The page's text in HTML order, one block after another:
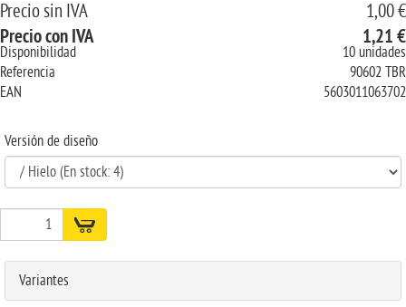
Precio sin IVA 1,00 €
Precio con IVA 1,21 €
Disponibilidad
10 unidades
Referencia
90602 TBR
EAN
5603011063702
Versión de diseño
Variantes